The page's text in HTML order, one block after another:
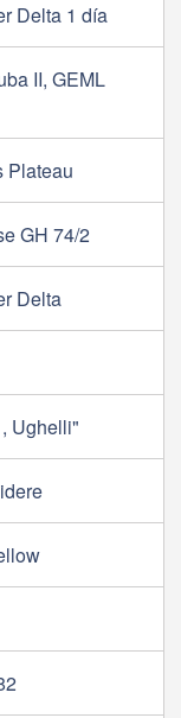
Delta 1 día
II, GEML
Plateau
GH 74/2
Delta
Ughelli"